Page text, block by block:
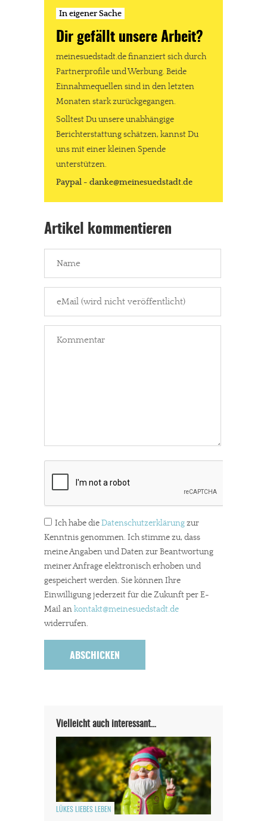
Dir gefällt unsere Arbeit?
meinesuedstadt.de finanziert sich durch Partnerprofile und
Werbung. Beide Einnahmequellen sind in den letzten Monaten
stark zurückgegangen.
Solltest Du unsere unabhängige Berichterstattung schätzen,
kannst Du uns mit einer kleinen Spende unterstützen.
Paypal - danke@meinesuedstadt.de
JETZT SPENDEN
In eigener Sache
Dir gefällt unsere Arbeit?
meinesuedstadt.de finanziert sich durch
Partnerprofile und Werbung. Beide
Einnahmequellen sind in den letzten
Monaten stark zurückgegangen.
Solltest Du unsere unabhängige
Berichterstattung schätzen, kannst Du
uns mit einer kleinen Spende
unterstützen.
Paypal - danke@meinesuedstadt.de
Artikel kommentieren
Ich habe dieDatenschutzerklärungzur
Kenntnis genommen. Ich stimme zu, dass
meine Angaben und Daten zur Beantwortung
meiner Anfrage elektronisch erhoben und
gespeichert werden. Sie können Ihre
Einwilligung jederzeit für die Zukunft per E-
Mail ankontakt@meinesuedstadt.de
widerrufen.
Vielleicht auch interessant…
LÜKES LIEBES LEBEN